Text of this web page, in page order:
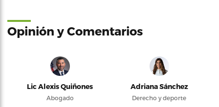
Opinión y Comentarios
Lic Alexis Quiñones
Abogado
Adriana Sánchez
Derecho y deporte